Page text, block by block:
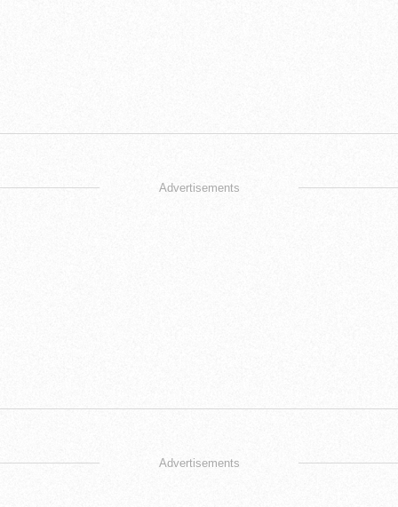
Advertisements
Advertisements